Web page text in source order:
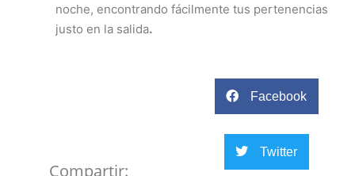
noche, encontrando fácilmente tus pertenencias
justo en la salida.
Compartir:
Facebook
Twitter